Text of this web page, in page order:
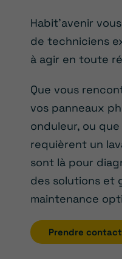
Habit’avenir
de techniciens
à agir en toute
Que vous
vos panneaux
onduleur, ou
requièrent un
sont là pour
des solutions et
maintenance
Prendre contact